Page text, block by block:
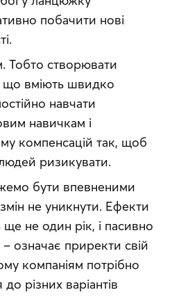
побачити нові
Тобто створювати
що вміють швидко
навчати
навичкам і
компенсацій так, щоб
ризикувати.
бути впевненими
не уникнути. Ефекти
ще не один рік, і пасивно
означає приректи свій
компаніям потрібно
різних варіантів